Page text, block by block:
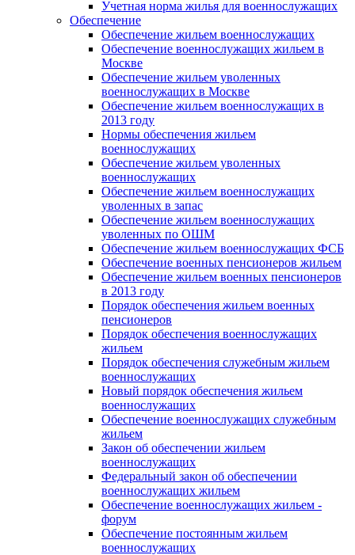
Учетная норма жилья для военнослужащих
Обеспечение
Обеспечение жильем военнослужащих
Обеспечение военнослужащих жильем в
Москве
Обеспечение жильем уволенных
военнослужащих в Москве
Обеспечение жильем военнослужащих в
2013 году
Нормы обеспечения жильем
военнослужащих
Обеспечение жильем уволенных
военнослужащих
Обеспечение жильем военнослужащих
уволенных в запас
Обеспечение жильем военнослужащих
уволенных по ОШМ
Обеспечение жильем военнослужащих ФСБ
Обеспечение военных пенсионеров жильем
Обеспечение жильем военных пенсионеров
в 2013 году
Порядок обеспечения жильем военных
пенсионеров
Порядок обеспечения военнослужащих
жильем
Порядок обеспечения служебным жильем
военнослужащих
Новый порядок обеспечения жильем
военнослужащих
Обеспечение военнослужащих служебным
жильем
Закон об обеспечении жильем
военнослужащих
Федеральный закон об обеспечении
военнослужащих жильем
Обеспечение военнослужащих жильем -
форум
Обеспечение постоянным жильем
военнослужащих